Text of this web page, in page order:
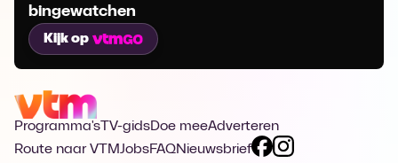
bingewatchen
Kijk op
Programma's TV-gidsDoe meeAdverteren
Route naar VTMJobsFAQNieuwsbrief